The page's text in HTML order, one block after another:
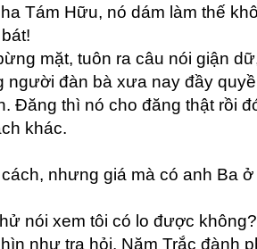
Tám Hữu, nó dám làm thế
mặt, tuôn ra câu nói giận
người đàn bà xưa nay đầy
Đăng thì nó cho đăng thật rồi
khác.
nhưng giá mà có anh Ba
nói xem tôi có lo được không?
như tra hỏi, Năm Trắc đành